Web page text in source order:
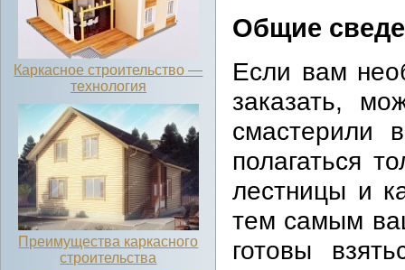
Каркасное строительство —
технология
Преимущества каркасного
строительства
Общие
Если вам
заказать,
смастерили
полагаться
лестницы и
тем самым
готовы